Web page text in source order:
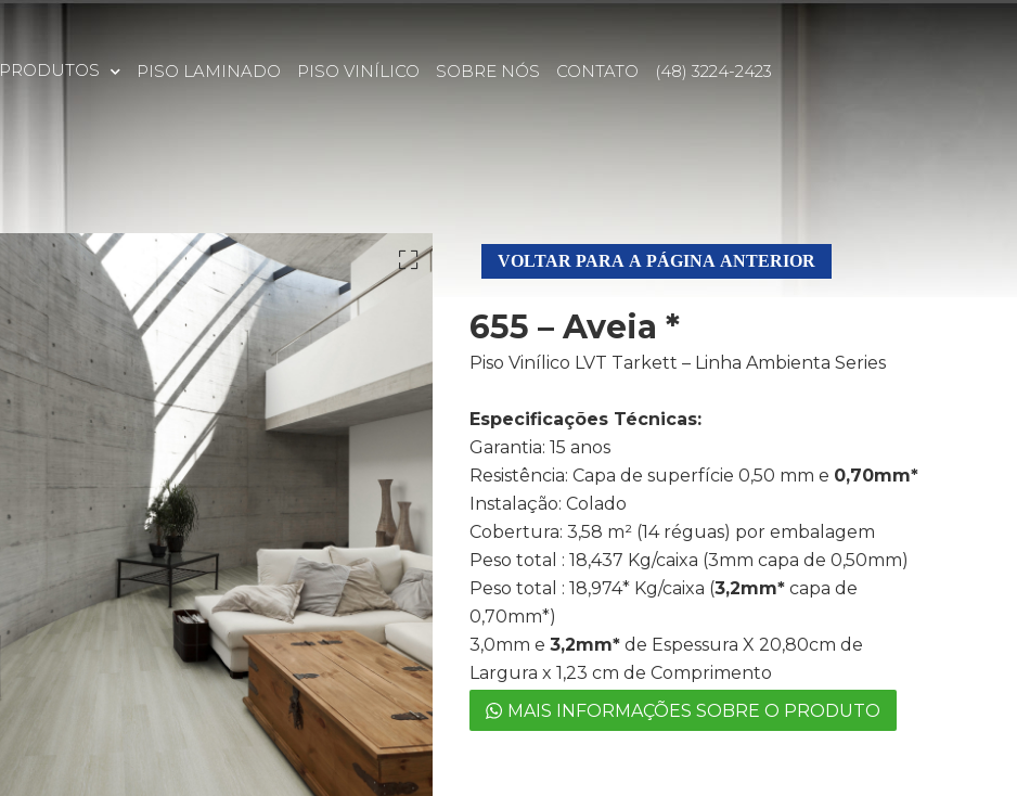
PRODUTOS PISO LAMINADO PISO VINÍLICO SOBRE NÓS CONTATO (48) 3224-2423
VOLTAR PARA A PÁGINA ANTERIOR
655 – Aveia *
Piso Vinílico LVT Tarkett – Linha Ambienta Series
Especificações Técnicas:
Garantia: 15 anos
Resistência: Capa de superfície 0,50 mm e 0,70mm*
Instalação: Colado
Cobertura: 3,58 m² (14 réguas) por embalagem
Peso total : 18,437 Kg/caixa (3mm capa de 0,50mm)
Peso total : 18,974* Kg/caixa (3,2mm* capa de
0,70mm*)
3,0mm e3,2mm* de Espessura X 20,80cm de
Largura x 1,23 cm de Comprimento
MAIS INFORMAÇÕES SOBRE O PRODUTO